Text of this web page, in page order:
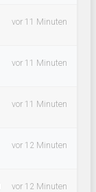
vor 11 Minuten
vor 11 Minuten
vor 11 Minuten
vor 12 Minuten
vor 12 Minuten